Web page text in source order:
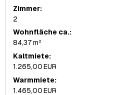
Zimmer:
2
Wohnfläche ca.:
84,37 m²
Kaltmiete:
1.265,00 EUR
Warmmiete:
1.465,00 EUR